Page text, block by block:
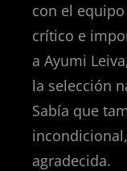
con el
crítico e
a Ayumi
la selección
Sabía que
agradecida.